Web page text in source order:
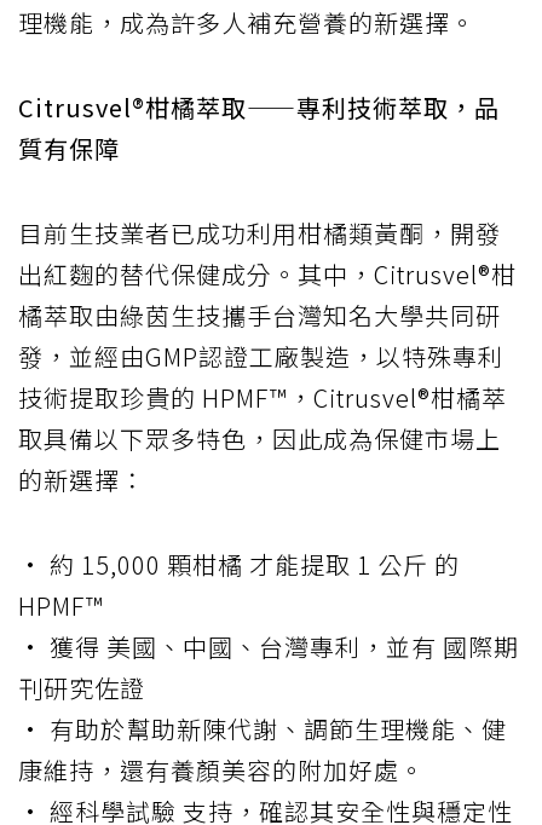
理機能，成為許多人補充營養的新選擇。
Citrusvel®柑橘萃取——專利技術萃取，品
質有保障
目前生技業者已成功利用柑橘類黃酮，開發
出紅麴的替代保健成分。其中，Citrusvel®柑
橘萃取由綠茵生技攜手台灣知名大學共同研
發，並經由GMP認證工廠製造，以特殊專利
技術提取珍貴的 HPMF™，Citrusvel®柑橘萃
取具備以下眾多特色，因此成為保健市場上
的新選擇：
• 約 15,000 顆柑橘 才能提取 1 公斤 的
HPMF™
• 獲得 美國、中國、台灣專利，並有 國際期
刊研究佐證
• 有助於幫助新陳代謝、調節生理機能、健
康維持，還有養顏美容的附加好處。
• 經科學試驗 支持，確認其安全性與穩定性